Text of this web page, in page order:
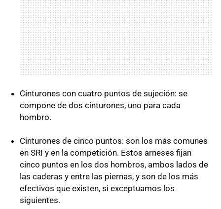
Cinturones con cuatro puntos de sujeción: se
compone de dos cinturones, uno para cada
hombro.
Cinturones de cinco puntos: son los más comunes
en SRI y en la competición. Estos arneses fijan
cinco puntos en los dos hombros, ambos lados de
las caderas y entre las piernas, y son de los más
efectivos que existen, si exceptuamos los
siguientes.